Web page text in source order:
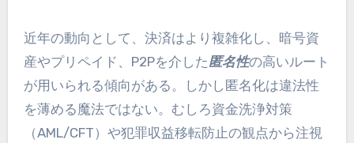
近年の動向として、決済はより複雑化し、暗号資
産やプリペイド、P2Pを介した匿名性の高いルート
が用いられる傾向がある。しかし匿名化は違法性
を薄める魔法ではない。むしろ資金洗浄対策
（AML/CFT）や犯罪収益移転防止の観点から注視